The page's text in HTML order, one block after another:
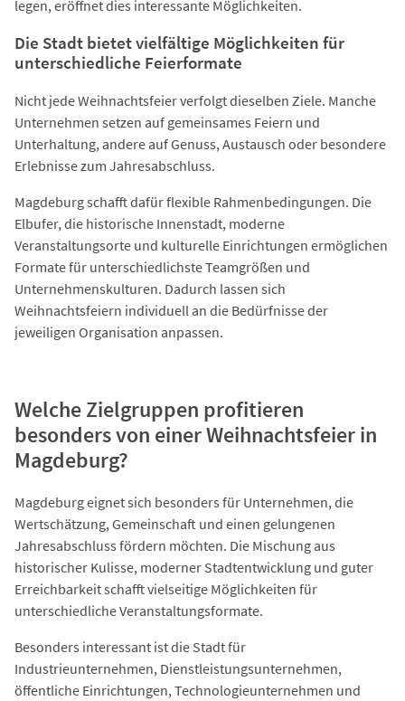
legen, eröffnet dies interessante Möglichkeiten.
Die Stadt bietet vielfältige Möglichkeiten für
unterschiedliche Feierformate
Nicht jede Weihnachtsfeier verfolgt dieselben Ziele. Manche
Unternehmen setzen auf gemeinsames Feiern und
Unterhaltung, andere auf Genuss, Austausch oder besondere
Erlebnisse zum Jahresabschluss.
Magdeburg schafft dafür flexible Rahmenbedingungen. Die
Elbufer, die historische Innenstadt, moderne
Veranstaltungsorte und kulturelle Einrichtungen ermöglichen
Formate für unterschiedlichste Teamgrößen und
Unternehmenskulturen. Dadurch lassen sich
Weihnachtsfeiern individuell an die Bedürfnisse der
jeweiligen Organisation anpassen.
Welche Zielgruppen profitieren
besonders von einer Weihnachtsfeier in
Magdeburg?
Magdeburg eignet sich besonders für Unternehmen, die
Wertschätzung, Gemeinschaft und einen gelungenen
Jahresabschluss fördern möchten. Die Mischung aus
historischer Kulisse, moderner Stadtentwicklung und guter
Erreichbarkeit schafft vielseitige Möglichkeiten für
unterschiedliche Veranstaltungsformate.
Besonders interessant ist die Stadt für
Industrieunternehmen, Dienstleistungsunternehmen,
öffentliche Einrichtungen, Technologieunternehmen und